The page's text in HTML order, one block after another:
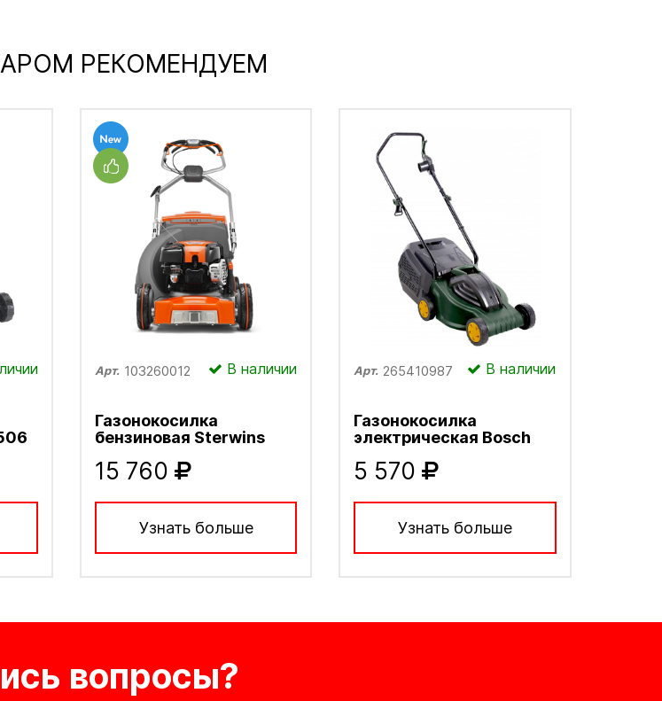
РЕКОМЕНДУЕМ
Арт. 103260012 В наличии
Газонокосилка
бензиновая Sterwins
15 760
Узнать больше
Арт. 265410987 В наличии
Газонокосилка
электрическая Bosch
5 570
Узнать больше
вопросы?